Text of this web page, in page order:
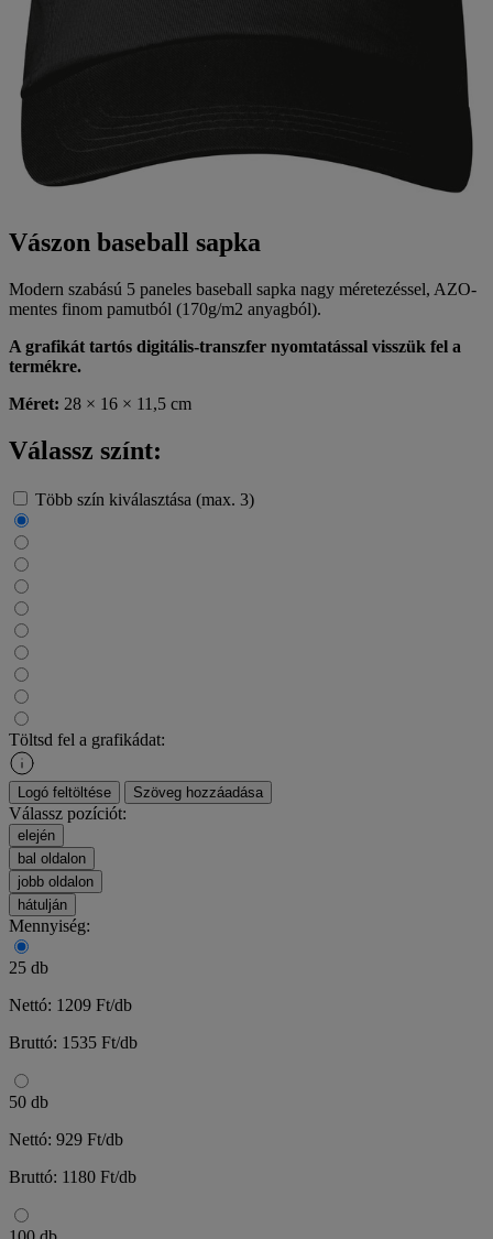
Vászon baseball sapka
Modern szabású 5 paneles baseball sapka nagy méretezéssel, AZO-
mentes finom pamutból (170g/m2 anyagból).
A grafikát tartós digitális-transzfer nyomtatással visszük fel a
termékre.
Méret: 28 × 16 × 11,5 cm
Válassz színt:
Több szín kiválasztása (max. 3)
Töltsd fel a grafikádat:
Logó feltöltése Szöveg hozzáadása
Válassz pozíciót:
elején
bal oldalon
jobb oldalon
hátulján
Mennyiség:
25 db
Nettó: 1209 Ft/db
Bruttó: 1535 Ft/db
50 db
Nettó: 929 Ft/db
Bruttó: 1180 Ft/db